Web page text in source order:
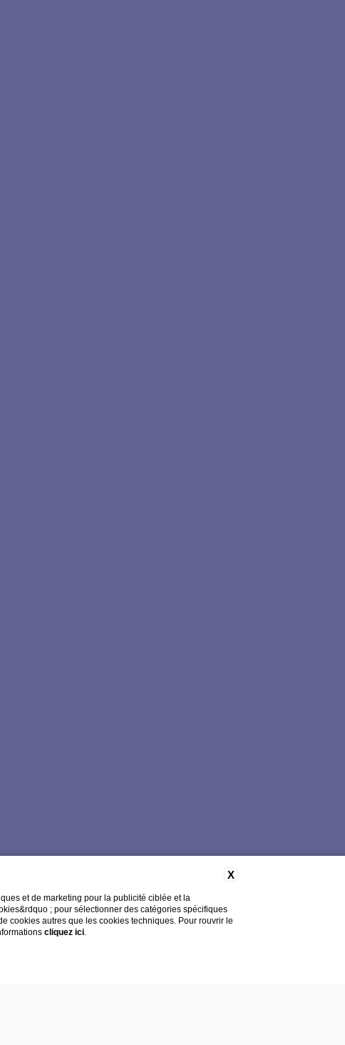
X
et de marketing pour la publicité ciblée et la
; pour sélectionner des catégories spécifiques
cookies autres que les cookies techniques. Pour rouvrir le
cliquez ici.